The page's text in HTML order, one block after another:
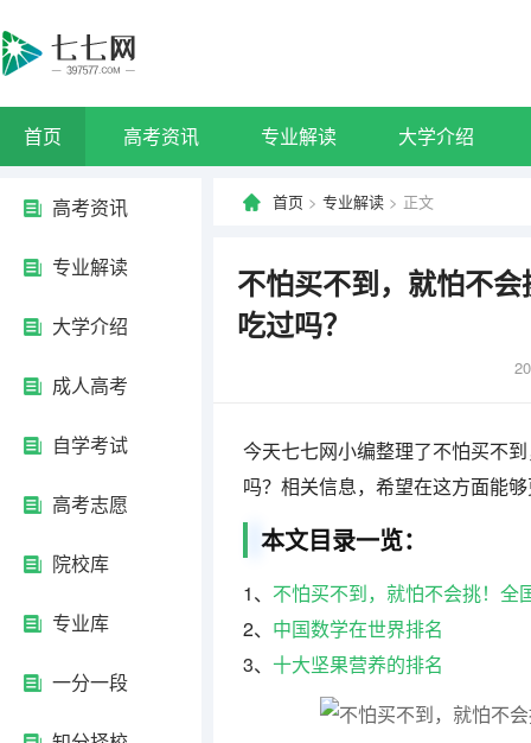
首页 高考资讯 专业解读 大学介绍
高考资讯
专业解读
大学介绍
成人高考
自学考试
高考志愿
院校库
专业库
一分一段
首页 > 专业解读 > 正文
不怕买不到，就怕不
吃过吗？
今天七七网小编整理了不怕买不
吗？相关信息，希望在这方面能
本文目录一览：
1、 不怕买不到，就怕不会挑！全
2、 中国数学在世界排名
3、 十大坚果营养的排名